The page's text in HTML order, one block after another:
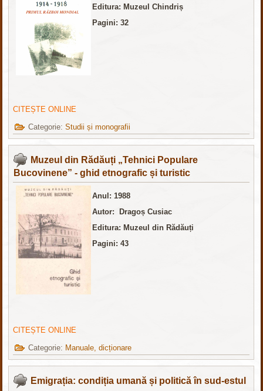
Editura: Muzeul Chindriș
Pagini: 32
CITEȘTE ONLINE
Categorie:Studii și monografii
Muzeul din Rădăuți „Tehnici Populare
Bucovinene” - ghid etnografic și turistic
Anul: 1988
Autor: Dragoș Cusiac
Editura: Muzeul din Rădăuți
Pagini: 43
CITEȘTE ONLINE
Categorie: Manuale, dicționare
Emigrația: condiția umană și politică în sud-estul